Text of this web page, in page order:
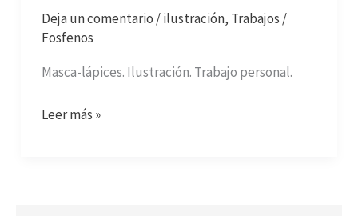
Deja un comentario /ilustración, Trabajos /
Fosfenos
Masca-lápices. Ilustración. Trabajo personal.
Leer más »